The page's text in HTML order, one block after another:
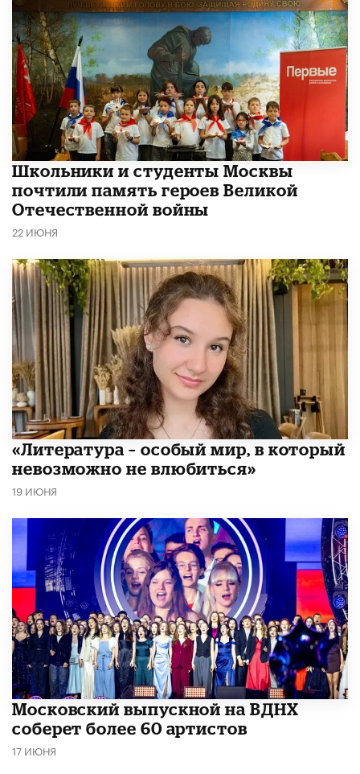
Школьники и студенты Москвы
почтили память героев Великой
Отечественной войны
22 ИЮНЯ
​«Литература – особый мир, в который
невозможно не влюбиться»
19 ИЮНЯ
Московский выпускной на ВДНХ
соберет более 60 артистов
17 ИЮНЯ